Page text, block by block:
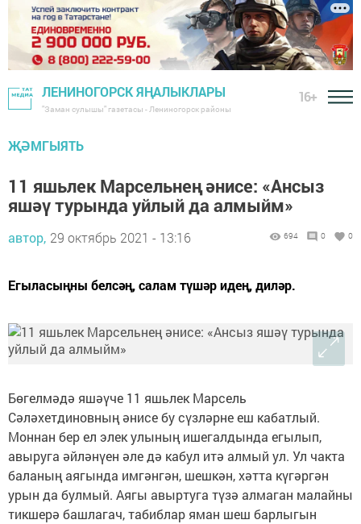
ЛЕНИНОГОРСК ЯҢАЛЫКЛАРЫ
"Заман сулышы" газетасы - Лениногорск районы
16+
ҖӘМГЫЯТЬ
11 яшьлек Марсельнең әнисе: «Ансыз
яшәү турында уйлый да алмыйм»
автор, 29 октябрь 2021 - 13:16 694 0 0
Егыласыңны белсәң, салам түшәр идең, диләр.
Бөгелмәдә яшәүче 11 яшьлек Марсель
Сәләхетдиновның әнисе бу сүзләрне еш кабатлый.
Моннан бер ел элек улының ишегалдында егылып,
авыруга әйләнүен әле дә кабул итә алмый ул. Ул чакта
баланың аягында имгәнгән, шешкән, хәтта күгәргән
урын да булмый. Аягы авыртуга түзә алмаган малайны
тикшерә башлагач, табиблар яман шеш барлыгын